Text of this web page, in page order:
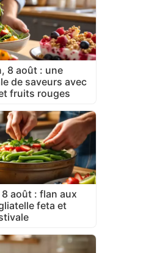
8 août : une
de saveurs avec
fruits rouges
août : flan aux
feta et